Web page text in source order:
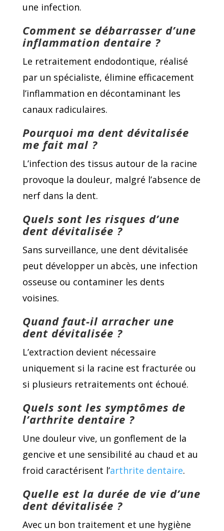
une infection.
Comment se débarrasser d’une
inflammation dentaire ?
Le retraitement endodontique, réalisé
par un spécialiste, élimine efficacement
l’inflammation en décontaminant les
canaux radiculaires.
Pourquoi ma dent dévitalisée
me fait mal ?
L’infection des tissus autour de la racine
provoque la douleur, malgré l’absence de
nerf dans la dent.
Quels sont les risques d’une
dent dévitalisée ?
Sans surveillance, une dent dévitalisée
peut développer un abcès, une infection
osseuse ou contaminer les dents
voisines.
Quand faut-il arracher une
dent dévitalisée ?
L’extraction devient nécessaire
uniquement si la racine est fracturée ou
si plusieurs retraitements ont échoué.
Quels sont les symptômes de
l’arthrite dentaire ?
Une douleur vive, un gonflement de la
gencive et une sensibilité au chaud et au
froid caractérisent l’arthrite dentaire.
Quelle est la durée de vie d’une
dent dévitalisée ?
Avec un bon traitement et une hygiène